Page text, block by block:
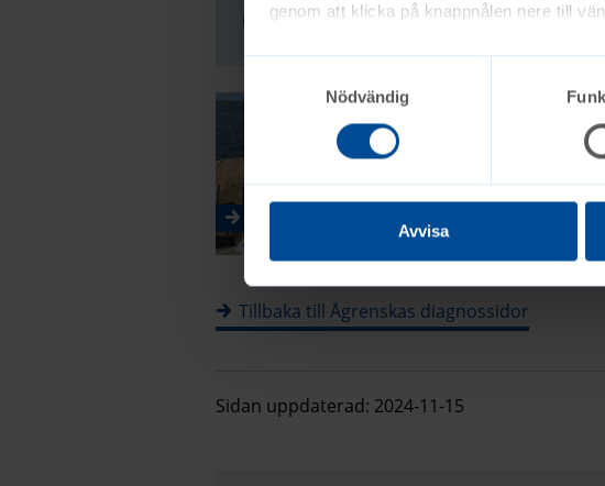
genom att klicka på knappnålen nere till
Nödvändig
Avvisa
Intresseorganisationer
Tillbaka till Ågrenskas diagnossidor
Sidan uppdaterad: 2024-11-15